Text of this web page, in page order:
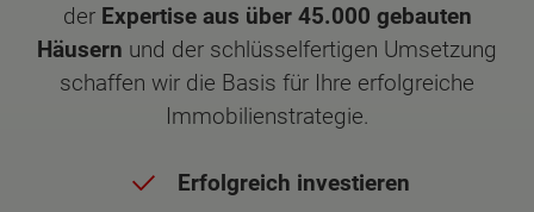
der Expertise aus über 45.000 gebauten
Häusern und der schlüsselfertigen Umsetzung
schaffen wir die Basis für Ihre erfolgreiche
Immobilienstrategie.
Erfolgreich investieren